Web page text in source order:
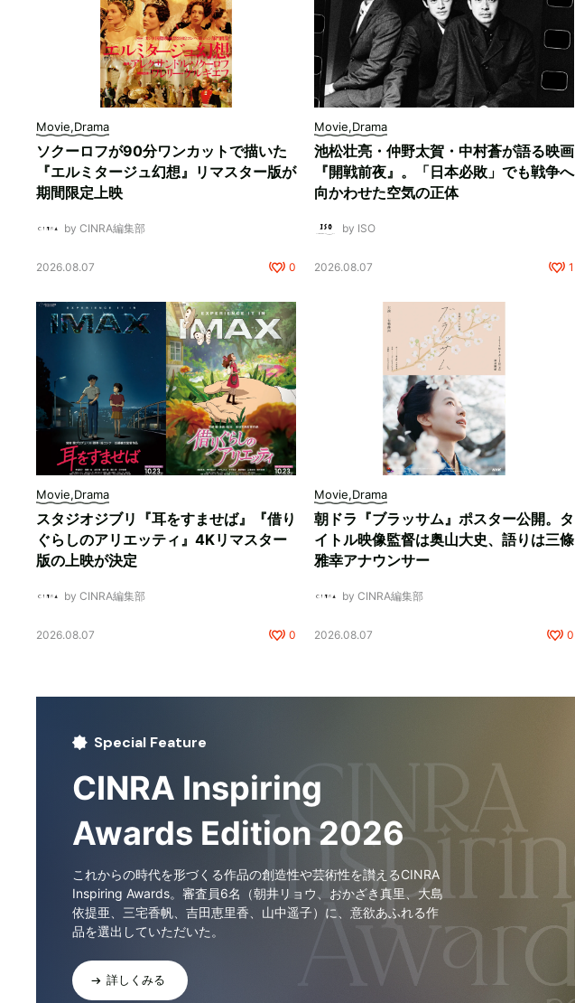
Movie,Drama
ソクーロフが90分ワンカットで描いた
『エルミタージュ幻想』リマスター版が
期間限定上映
by CINRA編集部
2026.08.07 0
Movie,Drama
池松壮亮・仲野太賀・中村蒼が語る映画
『開戦前夜』。「日本必敗」でも戦争へ
向かわせた空気の正体
by ISO
2026.08.07 1
Movie,Drama
スタジオジブリ『耳をすませば』『借り
ぐらしのアリエッティ』4Kリマスター
版の上映が決定
by CINRA編集部
2026.08.07 0
Movie,Drama
朝ドラ『ブラッサム』ポスター公開。タ
イトル映像監督は奥山大史、語りは三條
雅幸アナウンサー
by CINRA編集部
2026.08.07 0
Special Feature
CINRA Inspiring
Awards Edition 2026
これからの時代を形づくる作品の創造性や芸術性を讃えるCINRA
Inspiring Awards。審査員6名（朝井リョウ、おかざき真里、大島
依提亜、三宅香帆、吉田恵里香、山中遥子）に、意欲あふれる作
品を選出していただいた。
詳しくみる